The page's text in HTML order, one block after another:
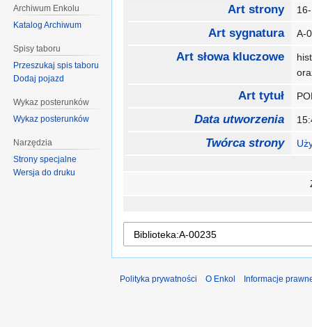
Art strony
Art sygnatura A-
Art słowa kluczowe
Art tytuł
Data utworzenia
Twórca strony
Archiwum Enkolu
Katalog Archiwum
Spisy taboru
Przeszukaj spis taboru
Dodaj pojazd
Wykaz posterunków
Wykaz posterunków
Narzędzia
Strony specjalne
Wersja do druku
Polityka prywatności O Enkol Informacje